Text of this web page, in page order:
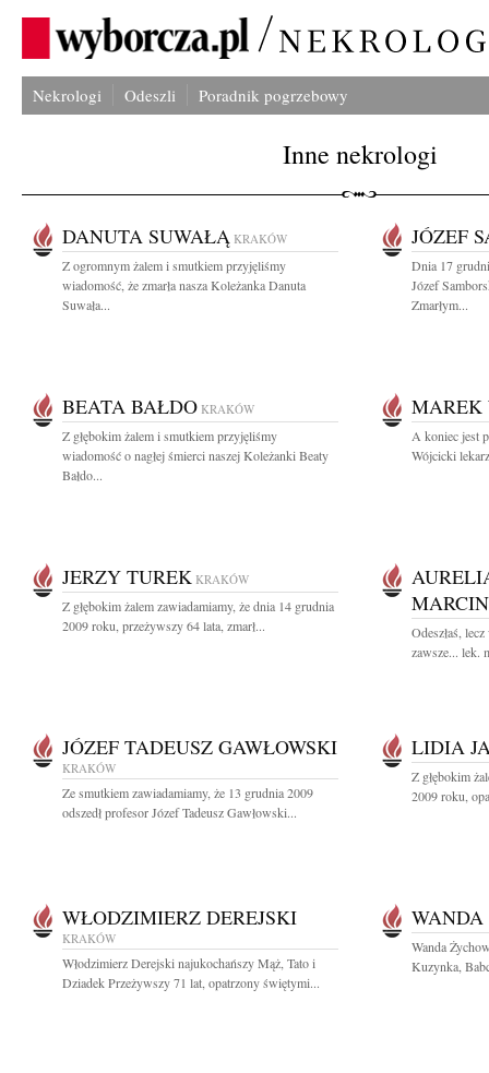
Nekrologi Odeszli Poradnik pogrzebowy
Inne nekrologi
DANUTA SUWAŁĄ KRAKÓW
Z ogromnym żalem i smutkiem przyjęliśmy
wiadomość, że zmarła nasza Koleżanka Danuta
Suwała...
JÓZEF
Dnia 17
Józef
Zmarłym...
BEATA BAŁDO KRAKÓW
Z głębokim żalem i smutkiem przyjęliśmy
wiadomość o nagłej śmierci naszej Koleżanki Beaty
Bałdo...
MAREK
A koniec jest
Wójcicki
JERZY TUREK KRAKÓW
Z głębokim żalem zawiadamiamy, że dnia 14 grudnia
2009 roku, przeżywszy 64 lata, zmarł...
Odeszłaś,
zawsze... lek.
JÓZEF TADEUSZ GAWŁOWSKI
KRAKÓW
Ze smutkiem zawiadamiamy, że 13 grudnia 2009
odszedł profesor Józef Tadeusz Gawłowski...
LIDIA
Z głębokim
2009 roku,
WŁODZIMIERZ DEREJSKI
KRAKÓW
Włodzimierz Derejski najukochańszy Mąż, Tato i
Dziadek Przeżywszy 71 lat, opatrzony świętymi...
WANDA
Wanda
Kuzynka,